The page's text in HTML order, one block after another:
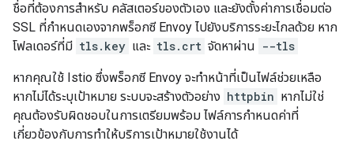
ชื่อที่ต้องการสำหรับ คลัสเตอร์ของตัวเอง และยังตั้งค่าการเชื่อมต่อ
SSL ที่กำหนดเองจากพร็อกซี Envoy ไปยังบริการระยะไกลด้วย หาก
โฟลเดอร์ที่มี tls.key และ tls.crt จัดหาผ่าน --tls
หากคุณใช้ Istio ซึ่งพร็อกซี Envoy จะทำหน้าที่เป็นไฟล์ช่วยเหลือ
หากไม่ได้ระบุเป้าหมาย ระบบจะสร้างตัวอย่าง httpbin หากไม่ใช่
คุณต้องรับผิดชอบในการเตรียมพร้อม ไฟล์การกำหนดค่าที่
เกี่ยวข้องกับการทำให้บริการเป้าหมายใช้งานได้